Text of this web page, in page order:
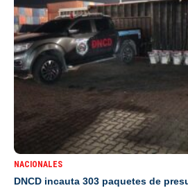
NACIONALES
DNCD incauta 303 paquetes de